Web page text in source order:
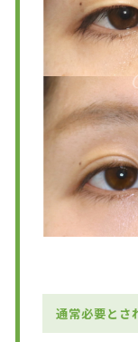
通常必要とさ